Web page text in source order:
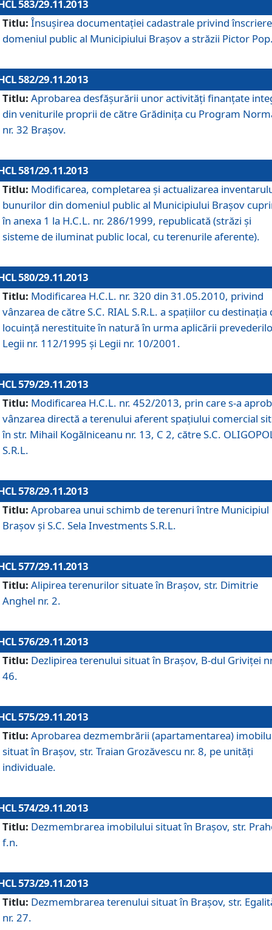
583/29.11.2013
Titlu: Însuşirea documentaţiei cadastrale privind
domeniul public al Municipiului Braşov a străzii Pictor
582/29.11.2013
Titlu: Aprobarea desfăşurării unor activităţi finanţate
din veniturile proprii de către Grădiniţa cu Program
nr. 32 Braşov.
581/29.11.2013
Titlu: Modificarea, completarea şi actualizarea
bunurilor din domeniul public al Municipiului Braşov
în anexa 1 la H.C.L. nr. 286/1999, republicată (străzi şi
sisteme de iluminat public local, cu terenurile aferente).
580/29.11.2013
Titlu: Modificarea H.C.L. nr. 320 din 31.05.2010, privind
vânzarea de către S.C. RIAL S.R.L. a spaţiilor cu destinaţia
locuinţă nerestituite în natură în urma aplicării
Legii nr. 112/1995 şi Legii nr. 10/2001.
579/29.11.2013
Titlu: Modificarea H.C.L. nr. 452/2013, prin care s-a
vânzarea directă a terenului aferent spaţiului comercial
în str. Mihail Kogălniceanu nr. 13, C 2, către S.C.
S.R.L.
578/29.11.2013
Titlu: Aprobarea unui schimb de terenuri între Municipiul
Braşov şi S.C. Sela Investments S.R.L.
577/29.11.2013
Titlu: Alipirea terenurilor situate în Braşov, str. Dimitrie
Anghel nr. 2.
576/29.11.2013
Titlu: Dezlipirea terenului situat în Braşov, B-dul Griviţei
46.
575/29.11.2013
Titlu: Aprobarea dezmembrării (apartamentarea)
situat în Braşov, str. Traian Grozăvescu nr. 8, pe unităţi
individuale.
574/29.11.2013
Titlu: Dezmembrarea imobilului situat în Braşov, str.
f.n.
573/29.11.2013
Titlu: Dezmembrarea terenului situat în Braşov, str.
nr. 27.